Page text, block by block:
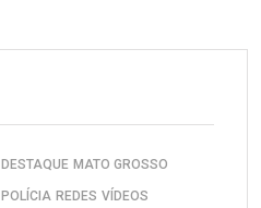
DESTAQUE MATO GROSSO
POLÍCIA REDES VÍDEOS